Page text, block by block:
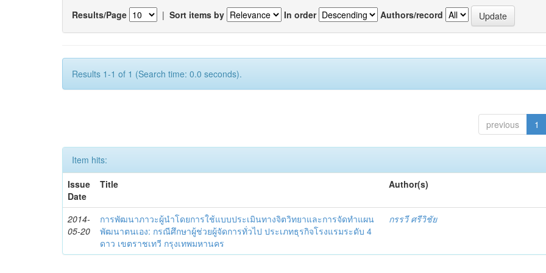
Results/Page | Sort items by In order Authors/record
Results 1-1 of 1 (Search time: 0.0 seconds).
previous 1
Item hits:
Issue
Date
Title Author(s)
2014-
05-20
การพัฒนาภาวะผู้นำโดยการใช้แบบประเมินทางจิตวิทยาและการจัดทำแผน
พัฒนาตนเอง: กรณีศึกษาผู้ช่วยผู้จัดการทั่วไป ประเภทธุรกิจโรงแรมระดับ 4
ดาว เขตราชเทวี กรุงเทพมหานคร
กรรวี ศรีวิชัย